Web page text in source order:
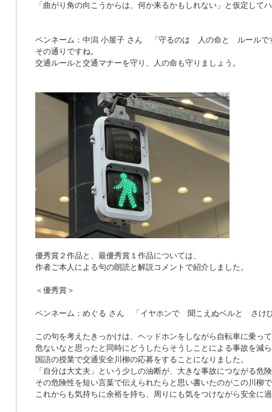
「曲がり角の向こうからは、何か来るかもしれない」と仮定して
ペンネーム：中潟 小屋子 さん 「 守るのは 人の命と ルールで
その通りですね。
交通ルールと交通マナーを守り、人の命も守りましょう。
優秀賞２作品と、最優秀賞１作品については、
作者ご本人による句の朗読と解説コメントで紹介しました。
＜優秀賞＞
ペンネーム：めぐる さん 「イヤホンで 聞こえぬベルと さけ
この句を考えたきっかけは、ヘッドホンをしながら自転車に乗っ
危ないなと思ったと同時にどうしたらそうしことによる事故を減
国語の授業で交通安全川柳の応募をすることになりました。
「自分は大丈夫」という少しの油断が、大きな事故につながる危
その危険性を短い言葉で伝えられたらと思い書いたのがこの川柳
これからも気持ちに余裕を持ち、周りにも気をつけながら安全に